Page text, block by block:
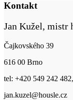
Kontakt
Jan Kužel, mistr
Čajkovského 39
616 00 Brno
tel: +420 549 242
jan.kuzel@housle.cz